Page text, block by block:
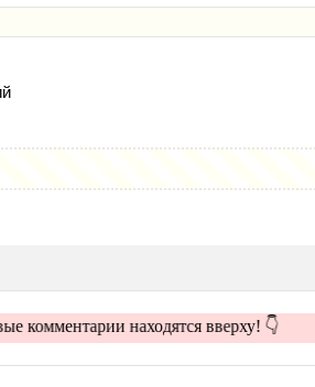
комментарии находятся вверху! 👇